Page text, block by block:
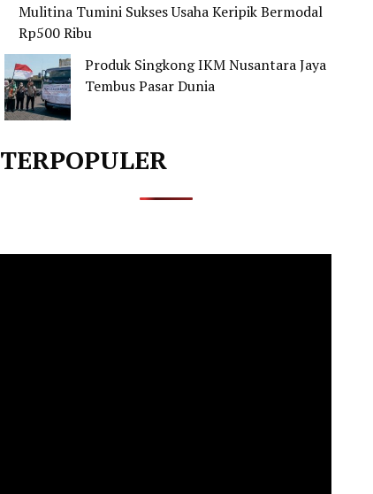
Mulitina Tumini Sukses Usaha Keripik Bermodal
Rp500 Ribu
Produk Singkong IKM Nusantara Jaya
Tembus Pasar Dunia
TERPOPULER